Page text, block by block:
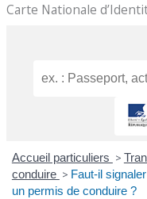
Carte Nationale
Accueil particuliers >
conduire > Faut-il
un permis de conduire ?